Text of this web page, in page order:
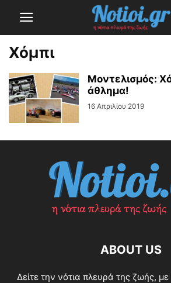
Χόμπι
Μοντελισμός:
άθλημα!
16 Απριλίου 2019
ABOUT US
Δείτε την νότια πλευρά της ζωής, με